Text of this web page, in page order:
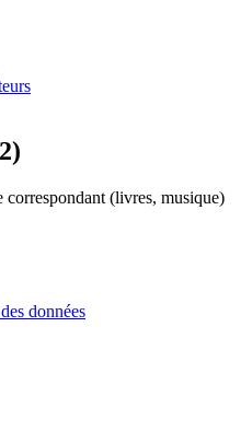
)
(livres, musique)
données